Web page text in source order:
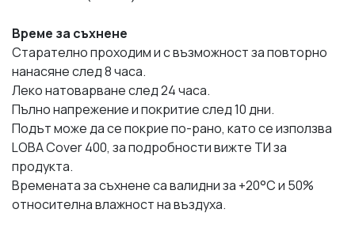
Време за съхнене
Старателно проходим и с възможност за повторно
нанасяне след 8 часа.
Леко натоварване след 24 часа.
Пълно напрежение и покритие след 10 дни.
Подът може да се покрие по-рано, като се използва
LOBA Cover 400, за подробности вижте ТИ за
продукта.
Времената за съхнене са валидни за +20°C и 50%
относителна влажност на въздуха.